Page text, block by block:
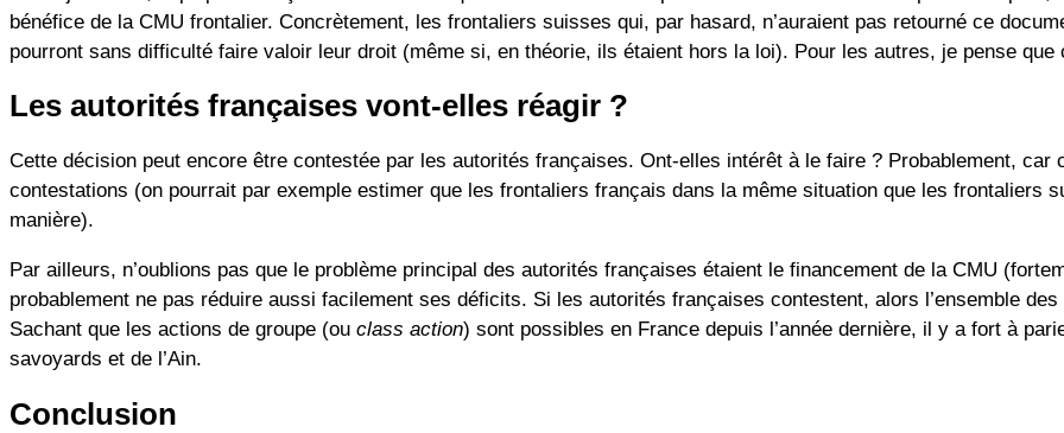
bénéfice de la CMU frontalier. Concrètement, les frontaliers suisses qui, par hasard, n’auraient pas retourné ce
pourront sans difficulté faire valoir leur droit (même si, en théorie, ils étaient hors la loi). Pour les autres, je pense
Les autorités françaises vont-elles réagir ?
Cette décision peut encore être contestée par les autorités françaises. Ont-elles intérêt à le faire ? Probablement,
contestations (on pourrait par exemple estimer que les frontaliers français dans la même situation que les frontaliers
manière).
Par ailleurs, n’oublions pas que le problème principal des autorités françaises étaient le financement de la CMU
probablement ne pas réduire aussi facilement ses déficits. Si les autorités françaises contestent, alors l’ensemble
Sachant que les actions de groupe (ou class action) sont possibles en France depuis l’année dernière, il y a fort à
savoyards et de l’Ain.
Conclusion